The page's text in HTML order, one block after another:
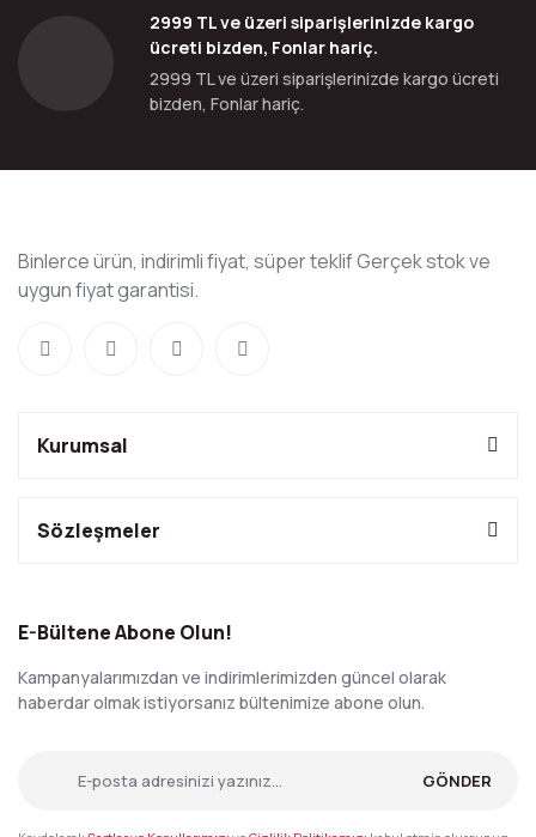
2999 TL ve üzeri siparişlerinizde kargo
ücreti bizden, Fonlar hariç.
2999 TL ve üzeri siparişlerinizde kargo ücreti
bizden, Fonlar hariç.
Binlerce ürün, indirimli fiyat, süper teklif Gerçek stok ve
uygun fiyat garantisi.
Kurumsal
Sözleşmeler
E-Bültene Abone Olun!
Kampanyalarımızdan ve indirimlerimizden güncel olarak
haberdar olmak istiyorsanız bültenimize abone olun.
GÖNDER